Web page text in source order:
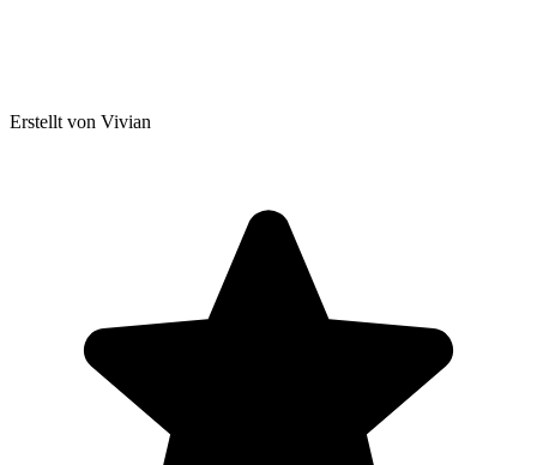
Erstellt von Vivian